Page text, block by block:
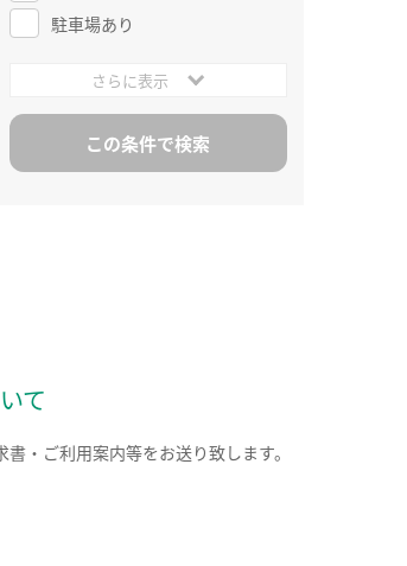
駐車場あり
さらに表示
て
・ご利用案内等をお送り致します。